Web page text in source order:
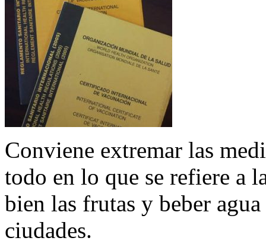
Conviene extremar las
todo en lo que se refiere a
bien las frutas y beber
ciudades.